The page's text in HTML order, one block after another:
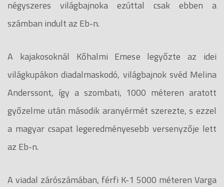
négyszeres világbajnoka ezúttal csak ebben a
számban indult az Eb-n.
A kajakosoknál Kőhalmi Emese legyőzte az idei
világkupákon diadalmaskodó, világbajnok svéd Melina
Anderssont, így a szombati, 1000 méteren aratott
győzelme után második aranyérmét szerezte, s ezzel
a magyar csapat legeredményesebb versenyzője lett
az Eb-n.
A viadal zárószámában, férfi K-1 5000 méteren Varga